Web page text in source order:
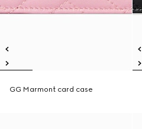
GG Marmont card case